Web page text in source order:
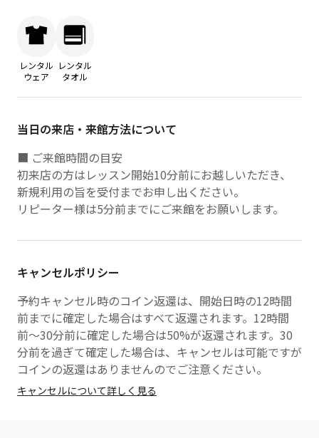
レンタル
ウェア
レンタル
タオル
当日の来店・来館方法について
■ ご来館時間の目安
初来店の方はレッスン開始10分前にお越しいただき、
新規利用の旨を受付までお申し出ください。
リピーター様は5分前までにご来館をお願いします。
キャンセルポリシー
予約キャンセル時のコイン返還は、開始日時の12時間
前までに確定した場合はすべて返還されます。12時間
前〜30分前に確定した場合は50%が返還されます。30
分前を過ぎて確定した場合は、キャンセルは可能ですが
コインの返還はありませんのでご注意ください。
キャンセルについて詳しく見る